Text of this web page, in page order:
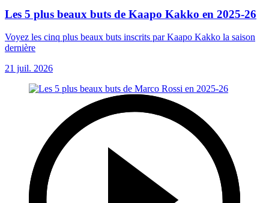
Les 5 plus beaux buts de Kaapo Kakko en 2025-26
Voyez les cinq plus beaux buts inscrits par Kaapo Kakko la saison
dernière
21 juil. 2026